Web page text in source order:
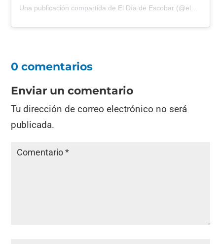
0 comentarios
Enviar un comentario
Tu dirección de correo electrónico no será
publicada.